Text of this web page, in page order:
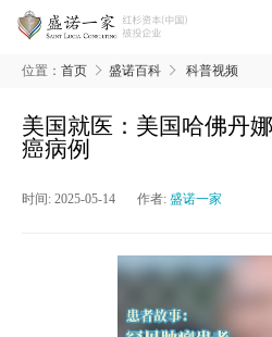
位置： 首页 盛诺百科 科普视频
美国就医：美国哈佛丹
癌病例
时间: 2025-05-14 作者: 盛诺一家